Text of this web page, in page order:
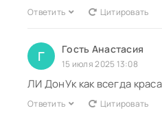
Ответить Цитировать
Г Гость Анастасия
15 июля 2025 13:08
ЛИ ДонУк как всегда
Ответить Цитировать